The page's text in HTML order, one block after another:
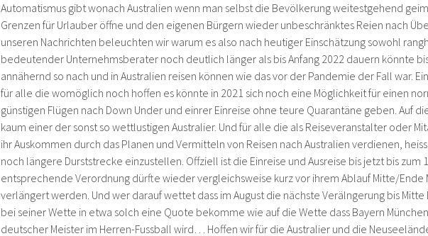
Automatismus gibt wonach Australien wenn man selbst die Bevölkerung weitestgehend
Grenzen für Urlauber öffne und den eigenen Bürgern wieder unbeschränktes Reien nach
unseren Nachrichten beleuchten wir warum es also nach heutiger Einschätzung sowohl
bedeutender Unternehmsberater noch deutlich länger als bis Anfang 2022 dauern könnte
annähernd so nach und in Australien reisen können wie das vor der Pandemie der Fall war.
für alle die womöglich noch hoffen es könnte in 2021 sich noch eine Möglichkeit für einen
günstigen Flügen nach Down Under und einrer Einreise ohne teure Quarantäne geben. Auf
kaum einer der sonst so wettlustigen Australier. Und für alle die als Reiseveranstalter oder
ihr Auskommen durch das Planen und Vermitteln von Reisen nach Australien verdienen,
noch längere Durststrecke einzustellen. Offziell ist die Einreise und Ausreise bis jetzt bis zum
entsprechende Verordnung dürfte wieder vergleichsweise kurz vor ihrem Ablauf Mitte/Ende
verlängert werden. Und wer darauf wettet dass im August die nächste Verälngerung bis
bei seiner Wette in etwa solch eine Quote bekomme wie auf die Wette dass Bayern
deutscher Meister im Herren-Fussball wird… Hoffen wir für die Australier und die